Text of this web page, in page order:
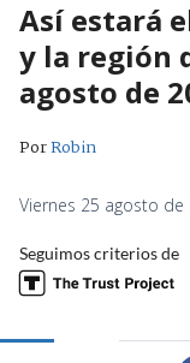
Así estará
y la región
agosto de
PorRobin
Viernes 25 agosto
Seguimos criterios de